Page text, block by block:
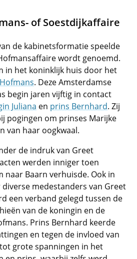
of Soestdijkaffaire
de kabinetsformatie speelde
wordt genoemd.
in het koninklijk huis door het
. Deze Amsterdamse
begin jaren vijftig in contact
Juliana en prins Bernhard. Zij
pogingen om prinses Marijke
van haar oogkwaal.
de indruk van Greet
werden inniger toen
naar Baarn verhuisde. Ook in
medestanders van Greet
een verband gelegd tussen de
van de koningin en de
Prins Bernhard keerde
en tegen de invloed van
grote spanningen in het